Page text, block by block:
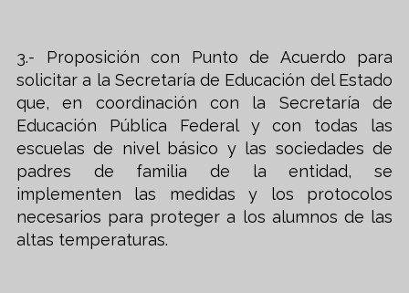
3.- Proposición con Punto de Acuerdo para
solicitar a la Secretaría de Educación del Estado
que, en coordinación con la Secretaría de
Educación Pública Federal y con todas las
escuelas de nivel básico y las sociedades de
padres de familia de la entidad, se
implementen las medidas y los protocolos
necesarios para proteger a los alumnos de las
altas temperaturas.